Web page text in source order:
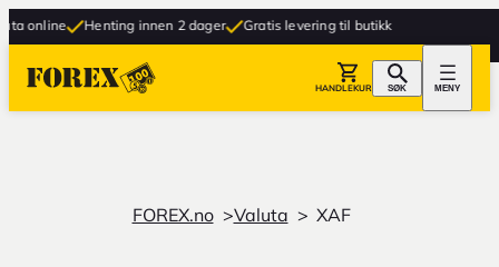
Henting innen 2 dager Gratis levering til butikk
HANDLEKURV SØK MENY
FOREX.no Valuta XAF